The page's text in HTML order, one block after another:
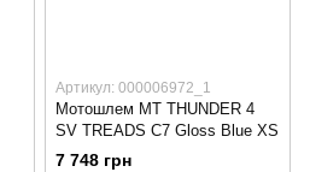
Артикул: 000006972_1
Мотошлем MT THUNDER 4
SV TREADS C7 Gloss Blue XS
7 748 грн